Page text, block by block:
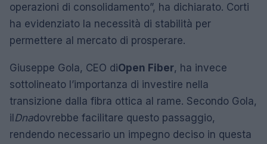
operazioni di consolidamento”, ha dichiarato. Corti
ha evidenziato la necessità di stabilità per
permettere al mercato di prosperare.
Giuseppe Gola, CEO diOpen Fiber, ha invece
sottolineato l’importanza di investire nella
transizione dalla fibra ottica al rame. Secondo Gola,
ilDnadovrebbe facilitare questo passaggio,
rendendo necessario un impegno deciso in questa